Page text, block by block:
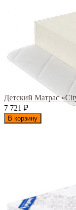
Детский Матрас
7 721
₽
В корзину